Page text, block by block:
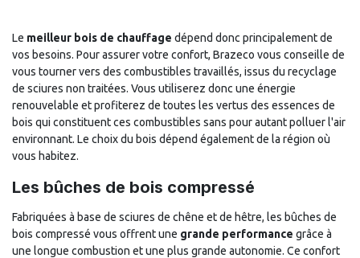
Le meilleur bois de chauffage dépend donc principalement de
vos besoins. Pour assurer votre confort, Brazeco vous conseille de
vous tourner vers des combustibles travaillés, issus du recyclage
de sciures non traitées. Vous utiliserez donc une énergie
renouvelable et profiterez de toutes les vertus des essences de
bois qui constituent ces combustibles sans pour autant polluer l'air
environnant. Le choix du bois dépend également de la région où
vous habitez.
Les bûches de bois compressé
Fabriquées à base de sciures de chêne et de hêtre, les bûches de
bois compressé vous offrent une grande performance grâce à
une longue combustion et une plus grande autonomie. Ce confort